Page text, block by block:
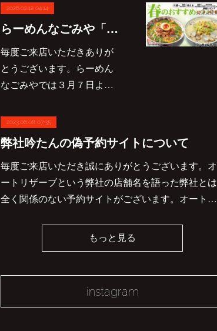
2026.02.12 04:14
らーめんなごみや「春のおすすめ」3月7日登場
毎度ご来店いただきありが
とうございます。らーめん
なごみやでは３月７日よ…
2023.06.08 07:35
弊社吟たんの偽予約サイトについて
毎度ご来店いただき誠にありがとうございます。オ
ートリザーブという弊社の店舗名を語った弊社とは
全く関係のない予約サイトがございます。オート…
もっと見る
instagram